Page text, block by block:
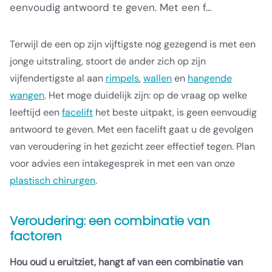
eenvoudig antwoord te geven. Met een f...
Terwijl de een op zijn vijftigste nog gezegend is met een
jonge uitstraling, stoort de ander zich op zijn
vijfendertigste al aan rimpels,wallenen hangende
wangen. Het moge duidelijk zijn: op de vraag op welke
leeftijd eenfacelift het beste uitpakt, is geen eenvoudig
antwoord te geven. Met een facelift gaat u de gevolgen
van veroudering in het gezicht zeer effectief tegen. Plan
voor advies een intakegesprek in met een van onze
plastisch chirurgen.
Veroudering: een combinatie van
factoren
Hou oud u eruitziet, hangt af van een combinatie van